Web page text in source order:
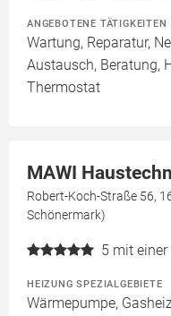
ANGEBOTENE TÄTIGKEITEN
Wartung, Reparatur,
Austausch, Beratung,
Thermostat
MAWI
Robert-Koch-Straße 56,
Schönermark)
5 mit einer
HEIZUNG SPEZIALGEBIETE
Wärmepumpe,